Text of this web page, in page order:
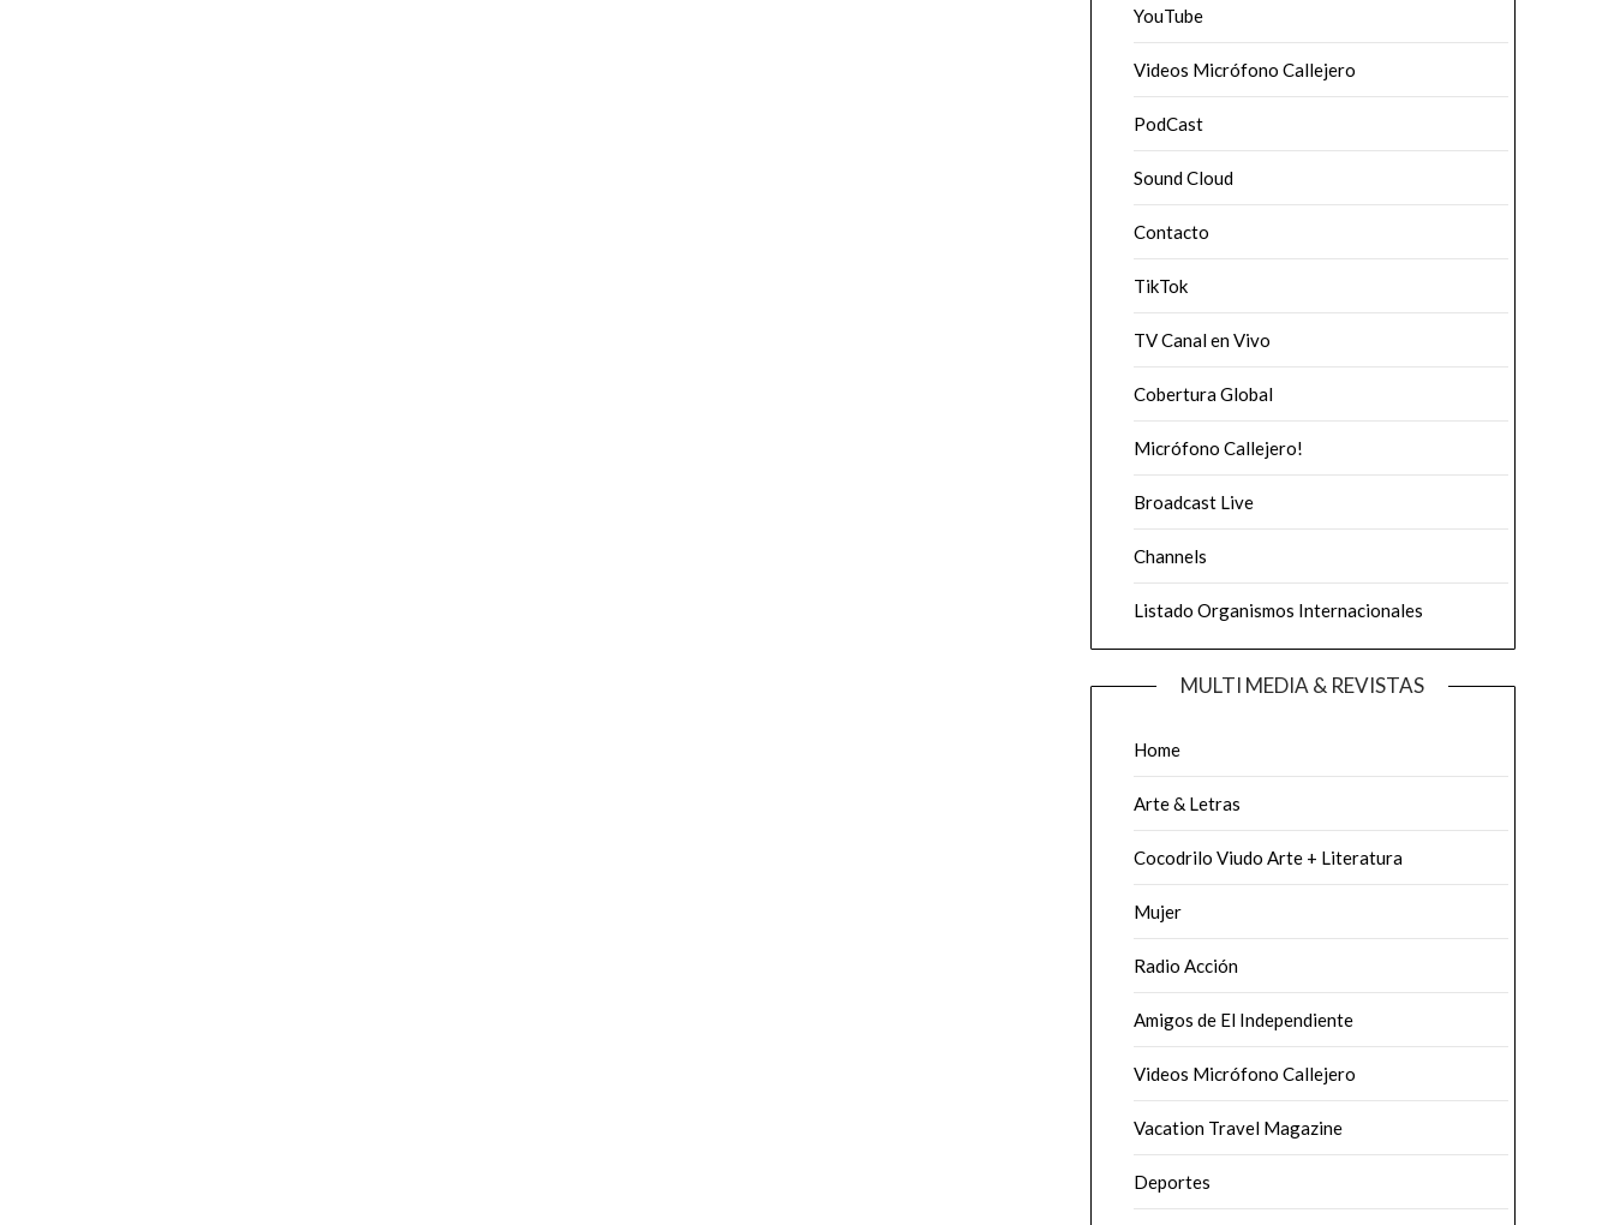
YouTube
Videos Micrófono Callejero
PodCast
Sound Cloud
Contacto
TikTok
TV Canal en Vivo
Cobertura Global
Micrófono Callejero!
Broadcast Live
Channels
Listado Organismos Internacionales
MULTI MEDIA & REVISTAS
Home
Arte & Letras
Cocodrilo Viudo Arte + Literatura
Mujer
Radio Acción
Amigos de El Independiente
Videos Micrófono Callejero
Vacation Travel Magazine
Deportes